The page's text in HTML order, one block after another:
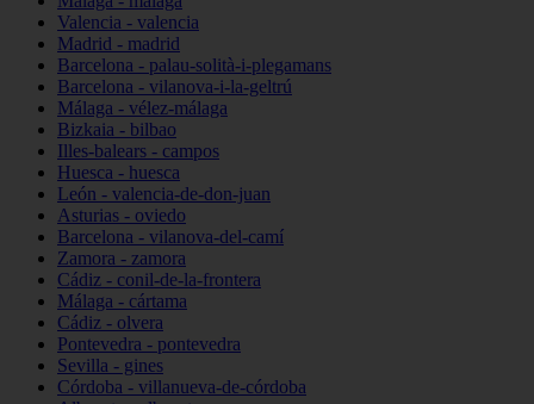
Valencia - valencia
Madrid - madrid
Barcelona - palau-solità-i-plegamans
Barcelona - vilanova-i-la-geltrú
Málaga - vélez-málaga
Bizkaia - bilbao
Illes-balears - campos
Huesca - huesca
León - valencia-de-don-juan
Asturias - oviedo
Barcelona - vilanova-del-camí
Zamora - zamora
Cádiz - conil-de-la-frontera
Málaga - cártama
Cádiz - olvera
Pontevedra - pontevedra
Sevilla - gines
Córdoba - villanueva-de-córdoba